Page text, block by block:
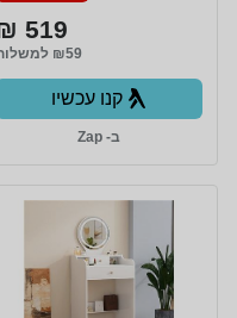
519 ₪
₪59 למשלוח
קנו עכשיו
ב- Zap